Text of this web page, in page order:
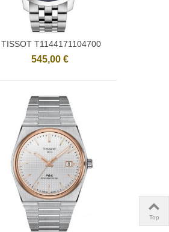
Ajouter
TISSOT T1144171104700
545,00 €
Top